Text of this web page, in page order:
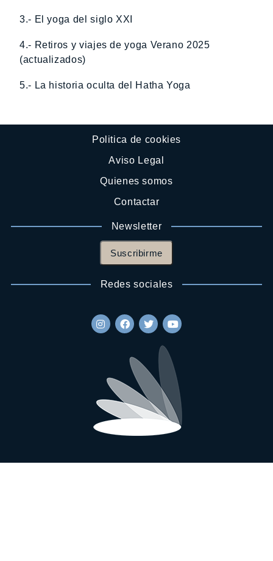
3.- El yoga del siglo XXI
4.- Retiros y viajes de yoga Verano 2025
(actualizados)
5.- La historia oculta del Hatha Yoga
Politica de cookies
Aviso Legal
Quienes somos
Contactar
Newsletter
Suscribirme
Redes sociales